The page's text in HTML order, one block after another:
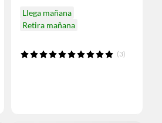
Llega mañana
Retira mañana
(3)